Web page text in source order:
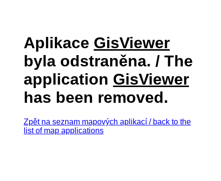
Aplikace GisViewer
byla odstraněna. / The
application GisViewer
has been removed.
Zpět na seznam mapových aplikací / back to the
list of map applications